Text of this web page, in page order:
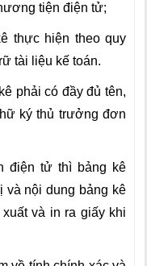
tiện điện tử;
thực hiện theo quy
tài liệu kế toán.
phải có đầy đủ tên,
ký thủ trưởng đơn
điện tử thì bảng kê
và nội dung bảng kê
và in ra giấy khi